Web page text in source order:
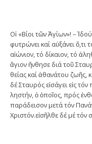
Οἱ «Βίοι τῶν Ἁγίων»! –
φυτρώνει καί αὐξάνει ὅ,τι
αἰώνιον, τό δίκαιον, τό
ἅγιον ἤνθησε διά τοῦ
θείας καί ἀθανάτου
δέ Σταυρός εἰσάγει εἰς
ληστήν, ὁ ὁποῖος, πρός
παράδεισον μετά τόν
Χριστόν.εἰσῆλθε δέ μέ τόν